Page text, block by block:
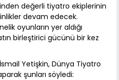
değerli tiyatro ekiplerinin
devam edecek.
oyunların yer aldığı
birleştirici gücünü bir kez
Yetişkin, Dünya Tiyatro
şunları söyledi: